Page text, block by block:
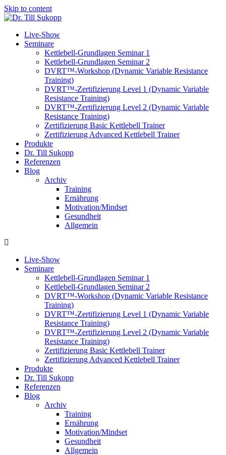
Skip to content
Live-Show
Seminare
Kettlebell-Grundlagen Seminar 1
Kettlebell-Grundlagen Seminar 2
DVRT™-Workshop (Dynamic Variable Resistance
Training)
DVRT™-Zertifizierung Level 1 (Dynamic Variable
Resistance Training)
DVRT™-Zertifizierung Level 2 (Dynamic Variable
Resistance Training)
Zertifizierung Basic Kettlebell Trainer
Zertifizierung Advanced Kettlebell Trainer
Produkte
Dr. Till Sukopp
Referenzen
Blog
Archiv
Training
Ernährung
Motivation/Mindset
Gesundheit
Allgemein
Live-Show
Seminare
Kettlebell-Grundlagen Seminar 1
Kettlebell-Grundlagen Seminar 2
DVRT™-Workshop (Dynamic Variable Resistance
Training)
DVRT™-Zertifizierung Level 1 (Dynamic Variable
Resistance Training)
DVRT™-Zertifizierung Level 2 (Dynamic Variable
Resistance Training)
Zertifizierung Basic Kettlebell Trainer
Zertifizierung Advanced Kettlebell Trainer
Produkte
Dr. Till Sukopp
Referenzen
Blog
Archiv
Training
Ernährung
Motivation/Mindset
Gesundheit
Allgemein